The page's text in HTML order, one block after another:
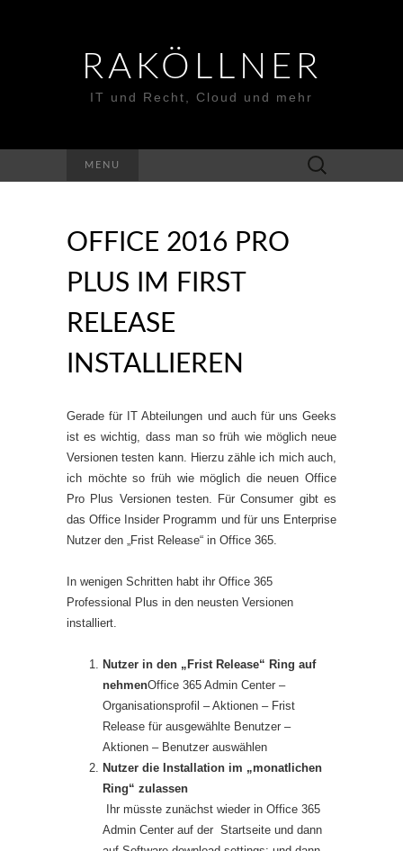
RAKÖLLNER
IT und Recht, Cloud und mehr
MENU
Suchen
nach:
OFFICE 2016 PRO
PLUS IM FIRST
RELEASE
INSTALLIEREN
Gerade für IT Abteilungen und auch für uns Geeks
ist es wichtig, dass man so früh wie möglich neue
Versionen testen kann. Hierzu zähle ich mich auch,
ich möchte so früh wie möglich die neuen Office
Pro Plus Versionen testen. Für Consumer gibt es
das Office Insider Programm und für uns Enterprise
Nutzer den „Frist Release“ in Office 365.
In wenigen Schritten habt ihr Office 365
Professional Plus in den neusten Versionen
installiert.
Nutzer in den „Frist Release“ Ring auf
nehmenOffice 365 Admin Center –
Organisationsprofil – Aktionen – Frist
Release für ausgewählte Benutzer –
Aktionen – Benutzer auswählen
Nutzer die Installation im „monatlichen
Ring“ zulassen
Ihr müsste zunächst wieder in Office 365
Admin Center auf der Startseite und dann